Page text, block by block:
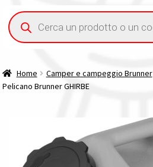
Acquisto iva 4% (agevolata)
Contatti
La nostra azienda
Ricerca
prodotti
Home Camper e campeggio Brunner
Pelicano Brunner GHIRBE